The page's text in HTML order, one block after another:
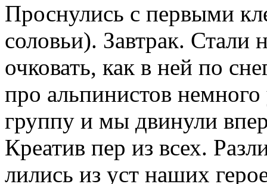
Проснулись с первыми
соловьи). Завтрак. Стали
очковать, как в ней по
про альпинистов
группу и мы двинули
Креатив пер из всех.
лились из уст наших